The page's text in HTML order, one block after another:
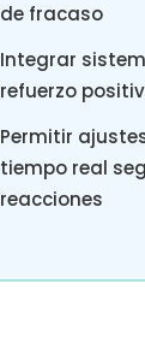
de fracaso
Integrar
refuerzo
Permitir
tiempo real
reacciones